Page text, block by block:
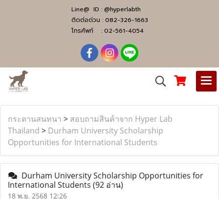
Line@ ID : @hyperlabth
ติดต่อด่วน : 082-326-1663
โทรศัพท์ : 02-561-4054
กระดานสนทนา > สอบถามสินค้าจาก Hyper Lab
Thailand > Durham University Scholarship
Opportunities for International Students
Durham University Scholarship Opportunities for
International Students (92 อ่าน)
18 พ.ย. 2568 12:26